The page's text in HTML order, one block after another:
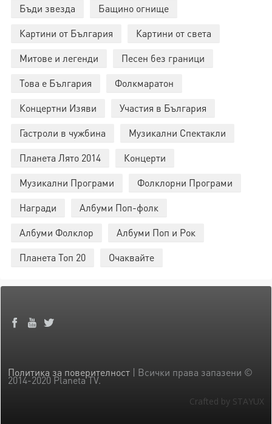
Бъди звезда
Бащино огнище
Картини от България
Картини от света
Митове и легенди
Песен без граници
Това е България
Фолкмаратон
Концертни Изяви
Участия в България
Гастроли в чужбина
Музикални Спектакли
Планета Лято 2014
Концерти
Музикални Програми
Фолклорни Програми
Награди
Албуми Поп-фолк
Албуми Фолклор
Албуми Поп и Рок
Планета Топ 20
Очаквайте
Политика за поверителност | Всички права запазени ©
2014-2020 Planeta TV.
Crafted by STAYUX